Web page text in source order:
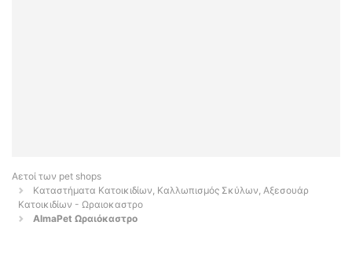
Αετοί των pet shops
Καταστήματα Κατοικιδίων, Καλλωπισμός Σκύλων, Αξεσουάρ
Κατοικιδίων - Ωραιοκαστρο
AlmaPet Ωραιόκαστρο